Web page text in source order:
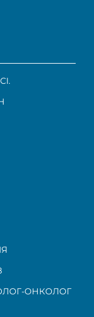
ОНКОЛОГ